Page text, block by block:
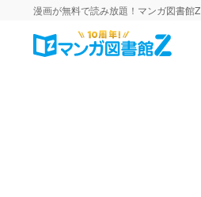
漫画が無料で読み放題！マンガ図書館Z